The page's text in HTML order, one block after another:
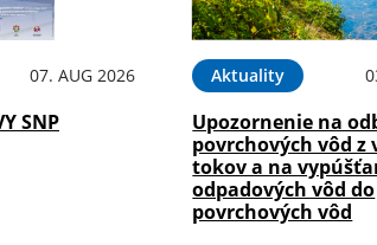
07. AUG 2026
SNP
Aktuality
Upozornenie na
povrchových vôd z
tokov a na
odpadových vôd do
povrchových vôd